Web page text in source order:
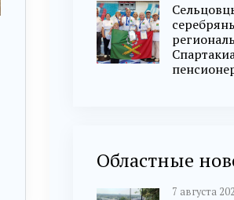
Областные
7 августа